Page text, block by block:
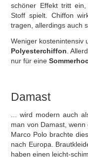
schöner Effekt tritt
Stoff spielt. Chiffon
tragen, allerdings auch
Weniger kostenintensiv
Polyesterchiffon .
nur für eine
Damast
... wird modern auch
man von Damast, wenn
Marco Polo brachte
nach Europa.
haben einen leicht-